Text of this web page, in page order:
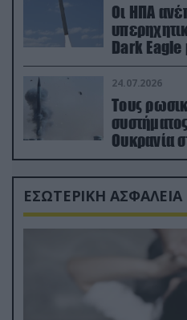
Οι ΗΠΑ
Dark
24.07.2026
Τους
Ουκρανία
ΕΣΩΤΕΡΙΚΗ ΑΣΦΑΛΕΙΑ